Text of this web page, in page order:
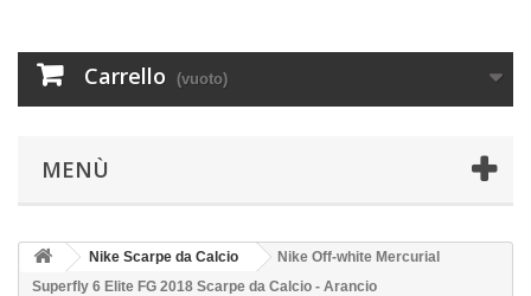
Carrello (vuoto)
MENÙ
Nike Scarpe da Calcio
Nike Off-white Mercurial
Superfly 6 Elite FG 2018 Scarpe da Calcio - Arancio